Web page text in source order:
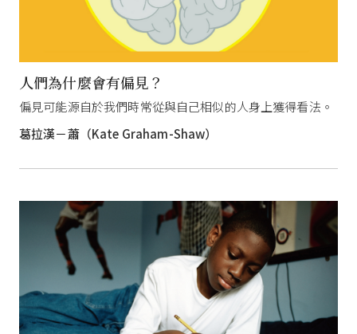
人們為什麼會有偏見？
偏見可能源自於我們時常從與自己相似的人身上獲得看法。
葛拉漢－蕭（Kate Graham-Shaw）